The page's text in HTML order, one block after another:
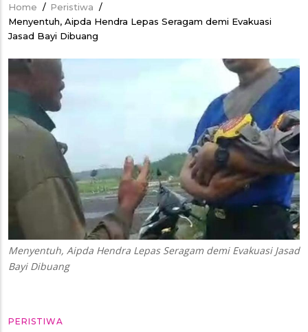
Breadcrumb
Home / Peristiwa /
Menyentuh, Aipda Hendra Lepas Seragam demi Evakuasi
Jasad Bayi Dibuang
Menyentuh, Aipda Hendra Lepas Seragam demi Evakuasi Jasad
Bayi Dibuang
PERISTIWA